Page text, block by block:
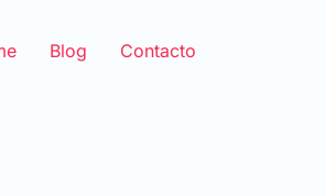
Blog Contacto